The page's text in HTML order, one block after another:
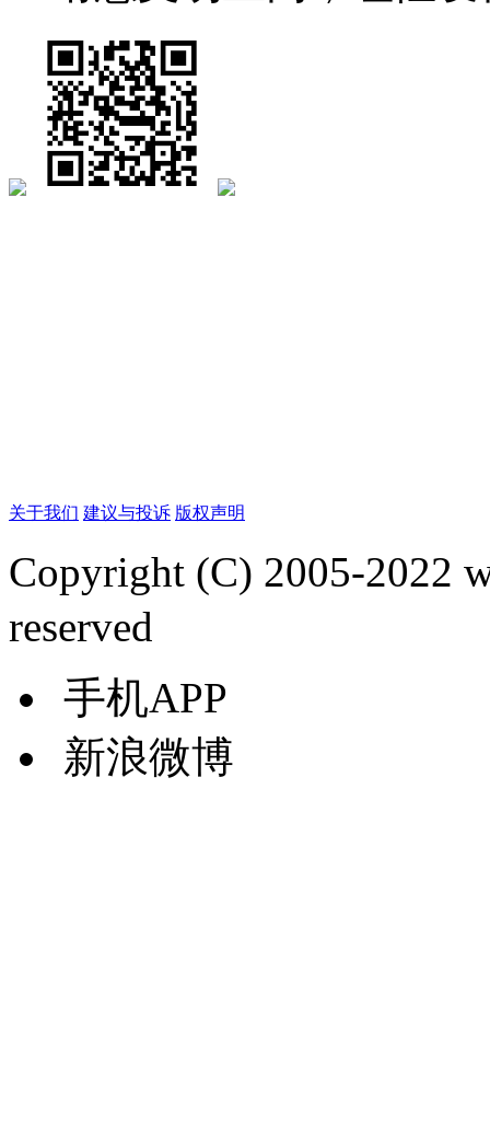
关于我们 建议与投诉 版权声明
Copyright (C) 2005-2022
reserved
手机APP
新浪微博